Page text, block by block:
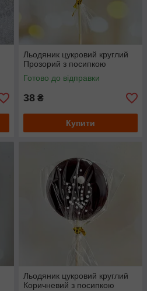
Льодяник цукровий круглий
Прозорий з посипкою
Готово до відправки
38 ₴
Купити
Льодяник цукровий круглий
Коричневий з посипкою